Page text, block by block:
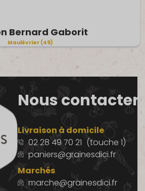
Bernard Gaborit
Maulévrier (49)
Nous contacter
Livraison à domicile
02 28 49 70 21 (touche 1)
paniers@grainesdici.fr
Marchés
marche@grainesdici.fr